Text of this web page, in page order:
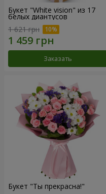
Букет "White vision" из 17
белых диантусов
1 621 грн
Заказать
Букет "Ты прекрасна!"